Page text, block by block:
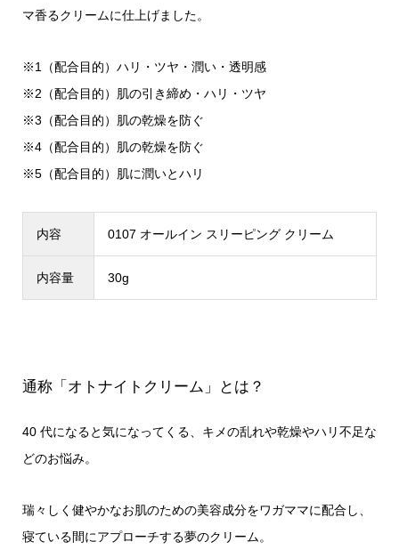
マ香るクリームに仕上げました。
※1（配合目的）ハリ・ツヤ・潤い・透明感
※2（配合目的）肌の引き締め・ハリ・ツヤ
※3（配合目的）肌の乾燥を防ぐ
※4（配合目的）肌の乾燥を防ぐ
※5（配合目的）肌に潤いとハリ
内容 0107 オールイン スリーピング クリーム
内容量 30g
通称「オトナイトクリーム」とは？
40 代になると気になってくる、キメの乱れや乾燥やハリ不足な
どのお悩み。
瑞々しく健やかなお肌のための美容成分をワガママに配合し、
寝ている間にアプローチする夢のクリーム。